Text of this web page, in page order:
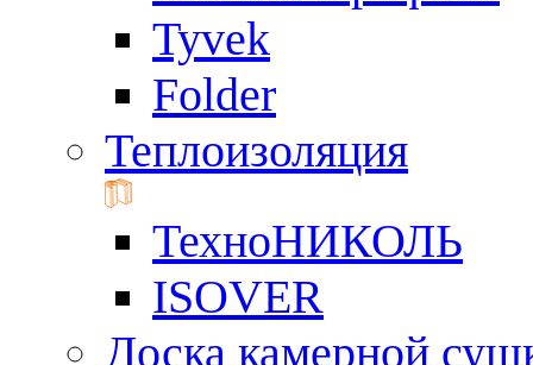
Tyvek
Folder
Теплоизоляция
ТехноНИКОЛЬ
ISOVER
Доска камерной